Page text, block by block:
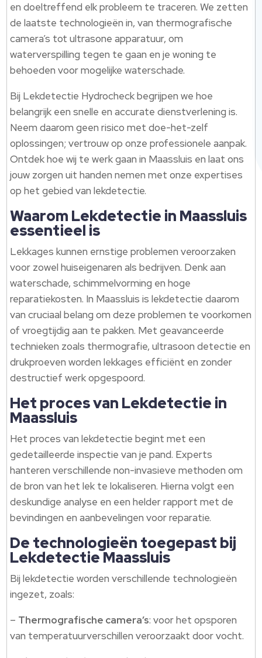
en doeltreffend elk probleem te traceren. We zetten
de laatste technologieën in, van thermografische
camera’s tot ultrasone apparatuur, om
waterverspilling tegen te gaan en je woning te
behoeden voor mogelijke waterschade.
Bij Lekdetectie Hydrocheck begrijpen we hoe
belangrijk een snelle en accurate dienstverlening is.
Neem daarom geen risico met doe-het-zelf
oplossingen; vertrouw op onze professionele aanpak.
Ontdek hoe wij te werk gaan in Maassluis en laat ons
jouw zorgen uit handen nemen met onze expertises
op het gebied van lekdetectie.
Waarom Lekdetectie in Maassluis
essentieel is
Lekkages kunnen ernstige problemen veroorzaken
voor zowel huiseigenaren als bedrijven. Denk aan
waterschade, schimmelvorming en hoge
reparatiekosten. In Maassluis is lekdetectie daarom
van cruciaal belang om deze problemen te voorkomen
of vroegtijdig aan te pakken. Met geavanceerde
technieken zoals thermografie, ultrasoon detectie en
drukproeven worden lekkages efficiënt en zonder
destructief werk opgespoord.
Het proces van Lekdetectie in
Maassluis
Het proces van lekdetectie begint met een
gedetailleerde inspectie van je pand. Experts
hanteren verschillende non-invasieve methoden om
de bron van het lek te lokaliseren. Hierna volgt een
deskundige analyse en een helder rapport met de
bevindingen en aanbevelingen voor reparatie.
De technologieën toegepast bij
Lekdetectie Maassluis
Bij lekdetectie worden verschillende technologieën
ingezet, zoals:
– Thermografische camera’s: voor het opsporen
van temperatuurverschillen veroorzaakt door vocht.